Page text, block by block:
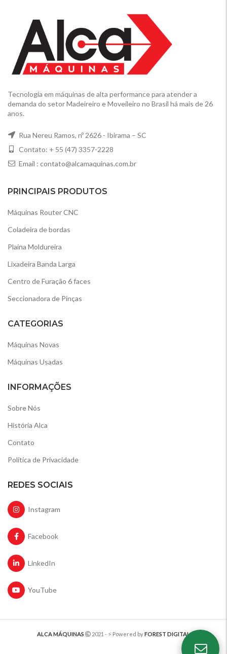
Tecnologia em máquinas de alta performance para atender a
demanda do setor Madeireiro e Moveileiro no Brasil há mais de 26
anos.
Rua Nereu Ramos, nº 2626 - Ibirama – SC
Contato: + 55 (47) 3357-2228
Email : contato@alcamaquinas.com.br
PRINCIPAIS PRODUTOS
Máquinas Router CNC
Coladeira de bordas
Plaina Moldureira
Lixadeira Banda Larga
Centro de Furação 6 faces
Seccionadora de Pinças
CATEGORIAS
Máquinas Novas
Máquinas Usadas
INFORMAÇÕES
Sobre Nós
História Alca
Contato
Política de Privacidade
REDES SOCIAIS
Instagram
Facebook
LinkedIn
YouTube
ALCA MÁQUINAS 2021 - ⚡️ Powered byFOREST DIGITAL